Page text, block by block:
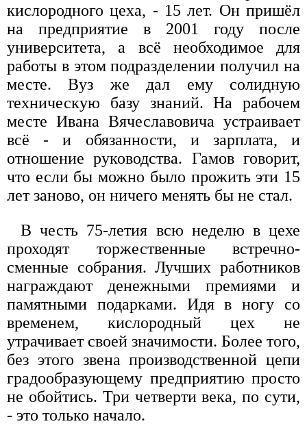
кислородного цеха, - 15 лет. Он пришёл
на предприятие в 2001 году после
университета, а всё необходимое для
работы в этом подразделении получил на
месте. Вуз же дал ему солидную
техническую базу знаний. На рабочем
месте Ивана Вячеславовича устраивает
всё - и обязанности, и зарплата, и
отношение руководства. Гамов говорит,
что если бы можно было прожить эти 15
лет заново, он ничего менять бы не стал.
В честь 75-летия всю неделю в цехе
проходят торжественные встречно-
сменные собрания. Лучших работников
награждают денежными премиями и
памятными подарками. Идя в ногу со
временем, кислородный цех не
утрачивает своей значимости. Более того,
без этого звена производственной цепи
градообразующему предприятию просто
не обойтись. Три четверти века, по сути,
- это только начало.